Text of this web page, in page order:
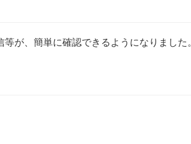
が、簡単に確認できるようになりました。